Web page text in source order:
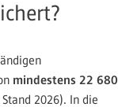
mindestens 22 680
2026). In die